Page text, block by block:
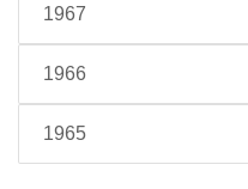
1967
1966
1965